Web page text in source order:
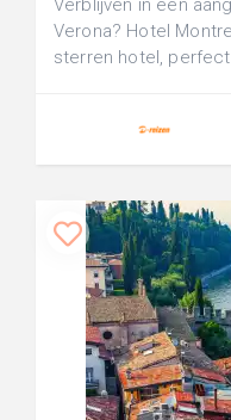
Verblijven in een
Verona? Hotel
sterren hotel,